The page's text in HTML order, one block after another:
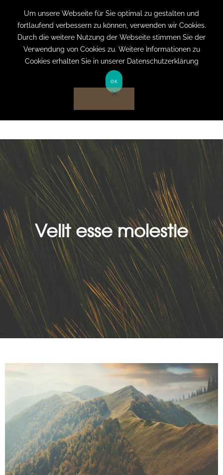
+49 (0) 151 19079060 info@privatpraxis-
bertram.de
Anmelden auf Website
Velit esse molestie
Um unsere Webseite für Sie optimal zu gestalten und
fortlaufend verbessern zu können, verwenden wir Cookies.
Durch die weitere Nutzung der Webseite stimmen Sie der
Verwendung von Cookies zu. Weitere Informationen zu
Cookies erhalten Sie in unserer Datenschutzerklärung
OK